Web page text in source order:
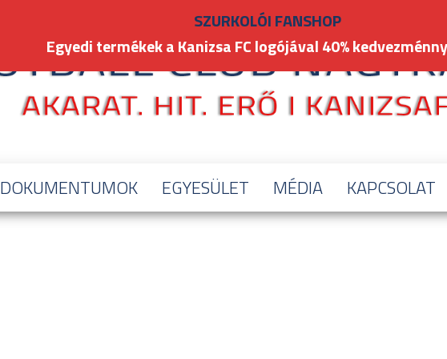
DOKUMENTUMOK EGYESÜLET MÉDIA KAPCSOLAT
SZURKOLÓI FANSHOP
Egyedi termékek a Kanizsa FC logójával 40%